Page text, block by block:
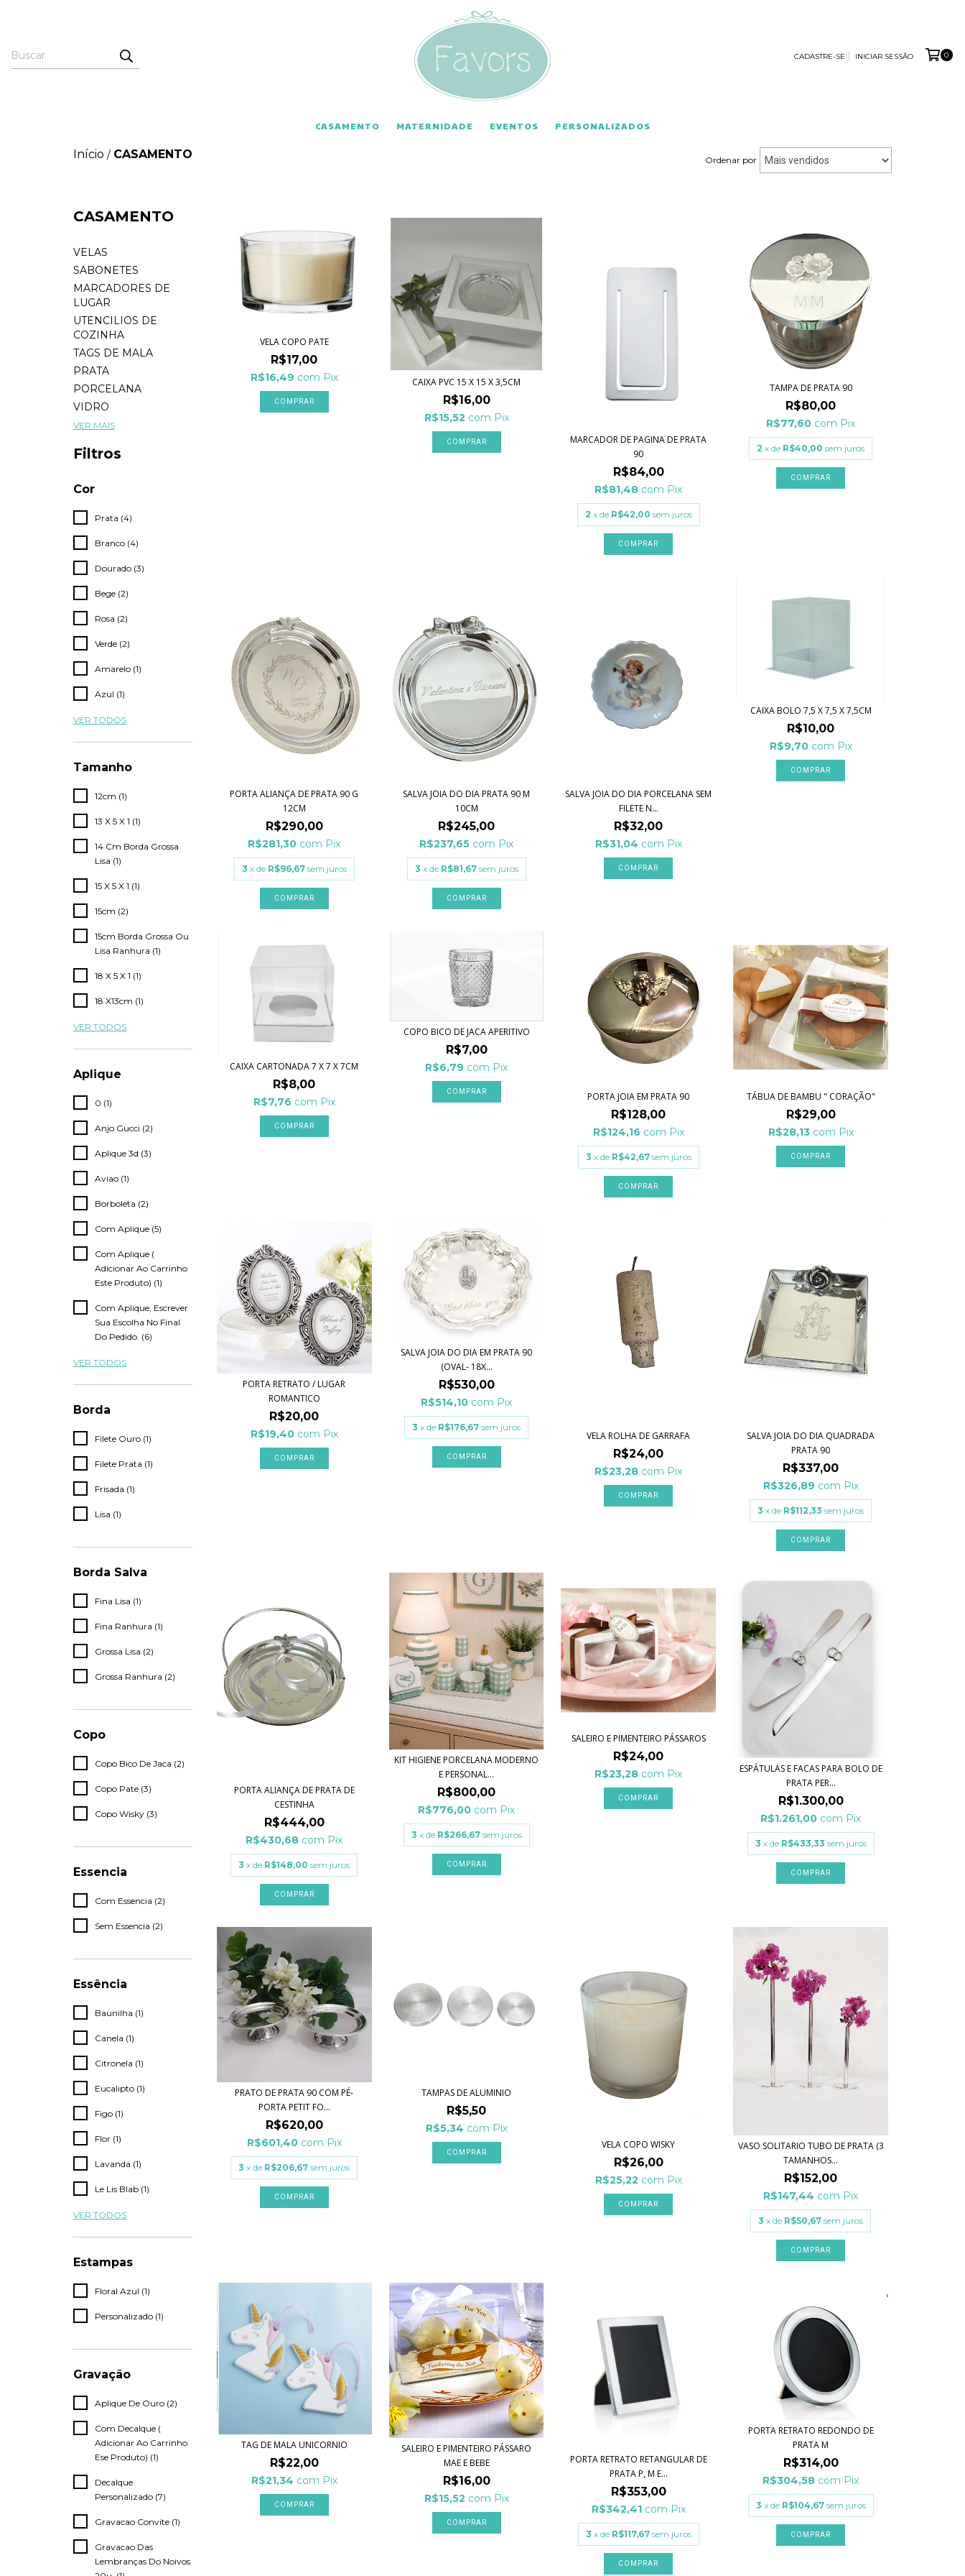
CADASTRE-SE INICIAR SESSÃO 0
CASAMENTO MATERNIDADE EVENTOS PERSONALIZADOS
Início / CASAMENTO Ordenar por
CASAMENTO
VELAS
SABONETES
MARCADORES DE
LUGAR
UTENCILIOS DE
COZINHA
TAGS DE MALA
PRATA
PORCELANA
VIDRO
VER MAIS
Filtros
Cor
Prata (4)
Branco (4)
Dourado (3)
Bege (2)
Rosa (2)
Verde (2)
Amarelo (1)
Azul (1)
VER TODOS
Tamanho
12cm (1)
13 X 5 X 1 (1)
14 Cm Borda Grossa
Lisa (1)
15 X 5 X 1 (1)
15cm (2)
15cm Borda Grossa Ou
Lisa Ranhura (1)
18 X 5 X 1 (1)
18 X13cm (1)
VER TODOS
Aplique
0 (1)
Anjo Gucci (2)
Aplique 3d (3)
Aviao (1)
Borboleta (2)
Com Aplique (5)
Com Aplique (
Adicionar Ao Carrinho
Este Produto) (1)
Com Aplique, Escrever
Sua Escolha No Final
Do Pedido. (6)
VER TODOS
Borda
Filete Ouro (1)
Filete Prata (1)
Frisada (1)
Lisa (1)
Borda Salva
Fina Lisa (1)
Fina Ranhura (1)
Grossa Lisa (2)
Grossa Ranhura (2)
Copo
Copo Bico De Jaca (2)
Copo Pate (3)
Copo Wisky (3)
Essencia
Com Essencia (2)
Sem Essencia (2)
Essência
Baunilha (1)
Canela (1)
Citronela (1)
Eucalipto (1)
Figo (1)
Flor (1)
Lavanda (1)
Le Lis Blab (1)
VER TODOS
Estampas
Floral Azul (1)
Personalizado (1)
Gravação
Aplique De Ouro (2)
Com Decalque (
Adicionar Ao Carrinho
Ese Produto) (1)
Decalque
Personalizado (7)
Gravacao Convite (1)
Gravacao Das
Lembranças Do Noivos
VELA COPO PATE
R$17,00
R$16,49 com Pix
COMPRAR
CAIXA PVC 15 X 15 X 3,5CM
R$16,00
R$15,52 com Pix
MARCADOR DE PAGINA DE PRATA
90
R$84,00
R$81,48 com Pix
2 x de R$42,00 sem juros
TAMPA DE PRATA 90
R$80,00
R$77,60 com Pix
2 x de R$40,00 sem juros
COMPRAR
PORTA ALIANÇA DE PRATA 90 G
12CM
R$290,00
R$281,30 com Pix
3 x de R$96,67 sem juros
COMPRAR
SALVA JOIA DO DIA PRATA 90 M
10CM
R$245,00
R$237,65 com Pix
3 x de R$81,67 sem juros
COMPRAR
SALVA JOIA DO DIA PORCELANA SEM
FILETE N...
R$32,00
R$31,04 com Pix
COMPRAR
CAIXA BOLO 7,5 X 7,5 X 7,5CM
R$10,00
R$9,70 com Pix
CAIXA CARTONADA 7 X 7 X 7CM
R$8,00
R$7,76 com Pix
COMPRAR
COPO BICO DE JACA APERITIVO
R$7,00
R$6,79 com Pix
PORTA JOIA EM PRATA 90
R$128,00
R$124,16 com Pix
3 x de R$42,67 sem juros
COMPRAR
TÁBUA DE BAMBU " CORAÇÃO"
R$29,00
R$28,13 com Pix
PORTA RETRATO / LUGAR
ROMANTICO
R$20,00
R$19,40 com Pix
SALVA JOIA DO DIA EM PRATA 90
(OVAL- 18X...
R$530,00
R$514,10 com Pix
3 x de R$176,67 sem juros
COMPRAR
VELA ROLHA DE GARRAFA
R$24,00
R$23,28 com Pix
SALVA JOIA DO DIA QUADRADA
PRATA 90
R$337,00
R$326,89 com Pix
3 x de R$112,33 sem juros
PORTA ALIANÇA DE PRATA DE
CESTINHA
R$444,00
R$430,68 com Pix
3 x de R$148,00 sem juros
COMPRAR
KIT HIGIENE PORCELANA MODERNO
E PERSONAL...
R$800,00
R$776,00 com Pix
3 x de R$266,67 sem juros
COMPRAR
SALEIRO E PIMENTEIRO PÁSSAROS
R$24,00
R$23,28 com Pix
ESPÁTULAS E FACAS PARA BOLO DE
PRATA PER...
R$1.300,00
R$1.261,00 com Pix
3 x de R$433,33 sem juros
COMPRAR
PRATO DE PRATA 90 COM PÉ-
PORTA PETIT FO...
R$620,00
R$601,40 com Pix
3 x de R$206,67 sem juros
COMPRAR
TAMPAS DE ALUMINIO
R$5,50
R$5,34 com Pix
COMPRAR
VELA COPO WISKY
R$26,00
R$25,22 com Pix
COMPRAR
VASO SOLITARIO TUBO DE PRATA (3
TAMANHOS...
R$152,00
R$147,44 com Pix
3 x de R$50,67 sem juros
COMPRAR
TAG DE MALA UNICORNIO
R$22,00
R$21,34 com Pix
SALEIRO E PIMENTEIRO PÁSSARO
MAE E BEBE
R$16,00
R$15,52 com Pix
PORTA RETRATO RETANGULAR DE
PRATA P, M E...
R$353,00
R$342,41 com Pix
3 x de R$117,67 sem juros
COMPRAR
PORTA RETRATO REDONDO DE
PRATA M
R$314,00
R$304,58 com Pix
3 x de R$104,67 sem juros